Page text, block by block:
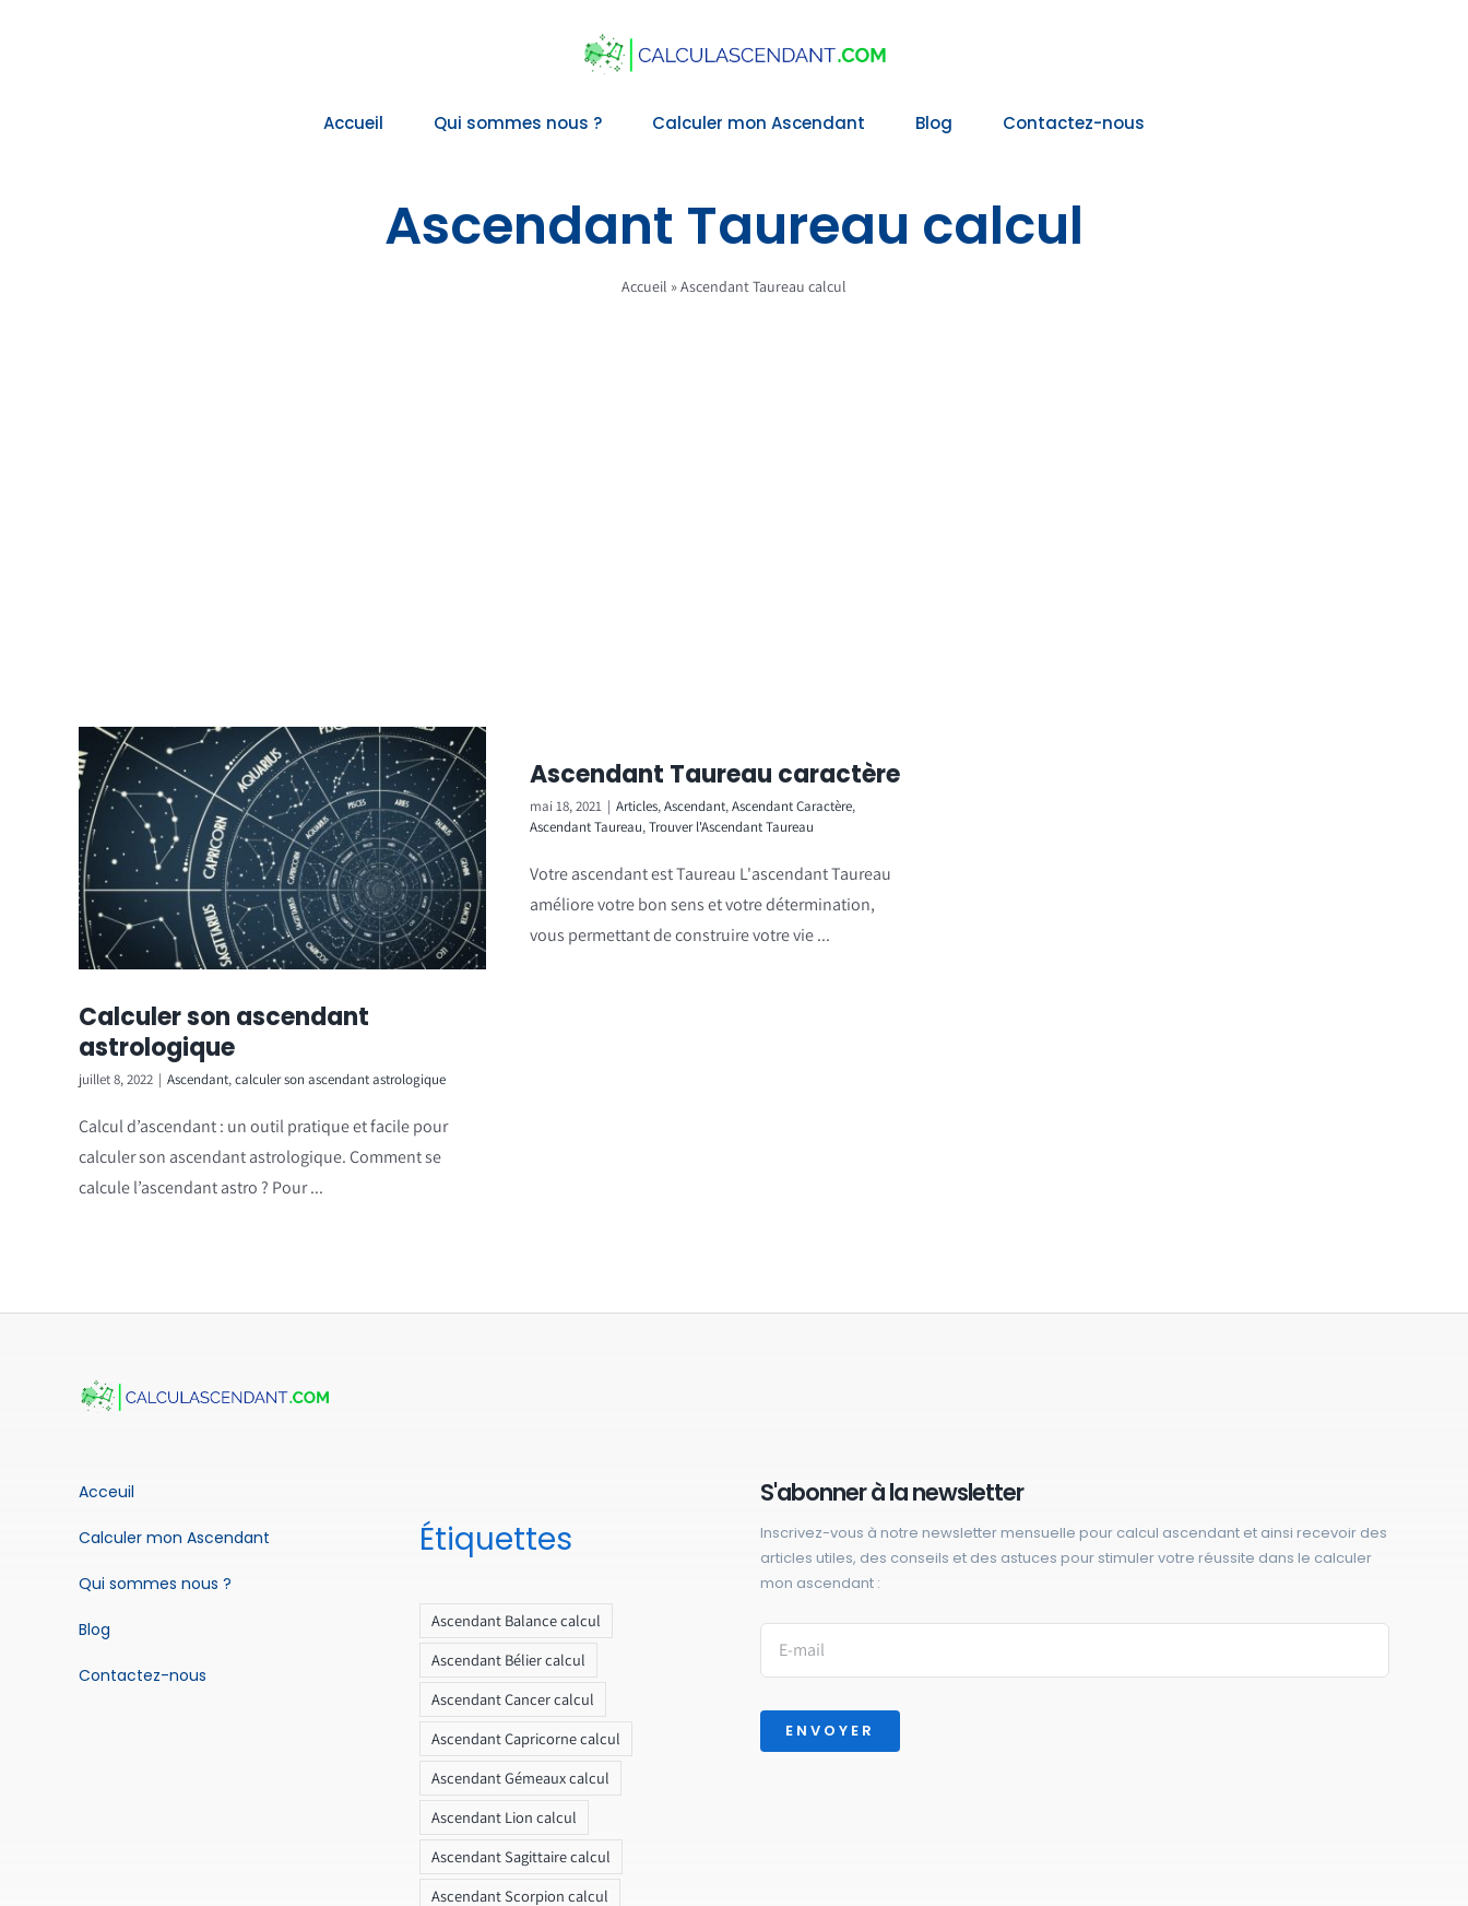
Accueil Qui sommes nous ? Calculer mon Ascendant Blog Contactez-nous
Ascendant Taureau calcul
Accueil »Ascendant Taureau calcul
Calculer son ascendant
astrologique
juillet 8, 2022 | Ascendant,calculer son ascendant astrologique
Calcul d’ascendant : un outil pratique et facile pour
calculer son ascendant astrologique. Comment se
calcule l’ascendant astro ? Pour ...
Ascendant Taureau caractère
mai 18, 2021 | Articles,Ascendant,Ascendant Caractère,
Ascendant Taureau,Trouver l'Ascendant Taureau
Votre ascendant est Taureau L'ascendant Taureau
améliore votre bon sens et votre détermination,
vous permettant de construire votre vie ...
Acceuil
Calculer mon Ascendant
Qui sommes nous ?
Blog
Contactez-nous
Étiquettes
Ascendant Balance calcul
Ascendant Bélier calcul
Ascendant Cancer calcul
Ascendant Capricorne calcul
Ascendant Gémeaux calcul
Ascendant Lion calcul
Ascendant Sagittaire calcul
Ascendant Scorpion calcul
S'abonner à la newsletter
Inscrivez-vous à notre newsletter mensuelle pour calcul ascendant et ainsi recevoir des
articles utiles, des conseils et des astuces pour stimuler votre réussite dans le calculer
mon ascendant :
ENVOYER